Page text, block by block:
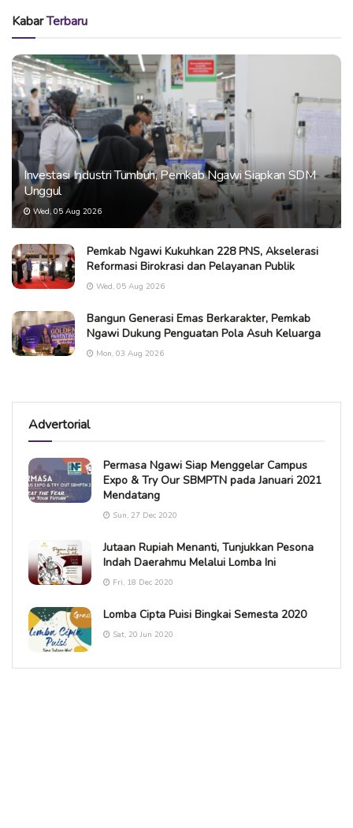
KabarTerbaru
Investasi Industri Tumbuh, Pemkab Ngawi Siapkan SDM
Unggul
Wed, 05 Aug 2026
Pemkab Ngawi Kukuhkan 228 PNS, Akselerasi
Reformasi Birokrasi dan Pelayanan Publik
Wed, 05 Aug 2026
Bangun Generasi Emas Berkarakter, Pemkab
Ngawi Dukung Penguatan Pola Asuh Keluarga
Mon, 03 Aug 2026
Advertorial
Permasa Ngawi Siap Menggelar Campus
Expo & Try Our SBMPTN pada Januari 2021
Mendatang
Sun, 27 Dec 2020
Jutaan Rupiah Menanti, Tunjukkan Pesona
Indah Daerahmu Melalui Lomba Ini
Fri, 18 Dec 2020
Lomba Cipta Puisi Bingkai Semesta 2020
Sat, 20 Jun 2020